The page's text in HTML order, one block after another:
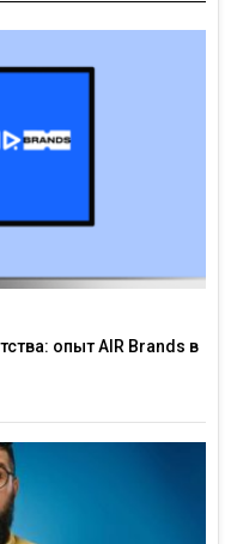
опыт AIR Brands в